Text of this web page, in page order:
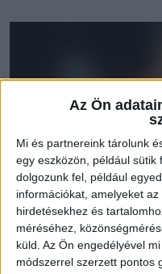
Az Ön
Mi és partnereink tárolunk
egy eszközön, például
dolgozunk fel, például
információkat, amelyeket
hirdetésekhez és
méréséhez,
küld. Az Ön engedélyével
módszerrel szerzett pontos
2019.11.04.
HÁROM